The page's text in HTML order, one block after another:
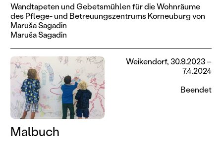
Wandtapeten und Gebetsmühlen für die Wohnräume
des Pflege- und Betreuungszentrums Korneuburg von
Maruša Sagadin
Maruša Sagadin
Malbuch
Weikendorf, 30.9.2023 –
7.4.2024
Beendet